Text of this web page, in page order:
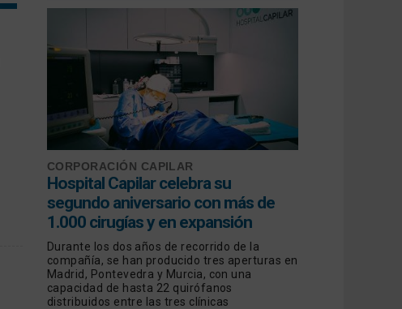
CORPORACIÓN CAPILAR
Hospital Capilar celebra su
segundo aniversario con más de
1.000 cirugías y en expansión
Durante los dos años de recorrido de la
compañía, se han producido tres aperturas en
Madrid, Pontevedra y Murcia, con una
capacidad de hasta 22 quirófanos
distribuidos entre las tres clínicas